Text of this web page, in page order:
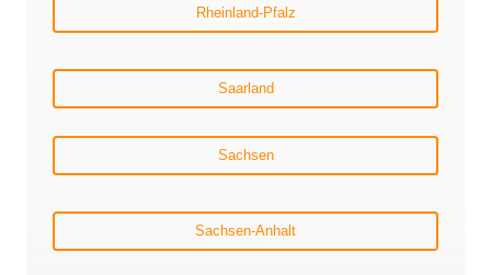
Rheinland-Pfalz
Saarland
Sachsen
Sachsen-Anhalt